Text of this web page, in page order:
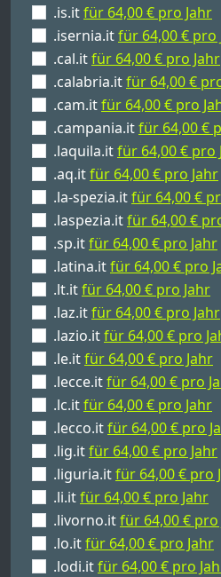
.is.itfür 64,00 € pro Jahr
.isernia.itfür 64,00 € pro
.cal.itfür 64,00 € pro Jahr
.calabria.itfür 64,00 €
.cam.itfür 64,00 € pro
.campania.itfür 64,00 €
.laquila.itfür 64,00 € pro
.aq.itfür 64,00 € pro Jahr
.la-spezia.itfür 64,00 €
.laspezia.itfür 64,00 €
.sp.itfür 64,00 € pro Jahr
.latina.itfür 64,00 € pro
.lt.itfür 64,00 € pro Jahr
.laz.itfür 64,00 € pro Jahr
.lazio.itfür 64,00 € pro
.le.itfür 64,00 € pro Jahr
.lecce.itfür 64,00 € pro
.lc.itfür 64,00 € pro Jahr
.lecco.itfür 64,00 € pro
.lig.itfür 64,00 € pro Jahr
.liguria.itfür 64,00 € pro
.li.itfür 64,00 € pro Jahr
.livorno.itfür 64,00 € pro
.lo.itfür 64,00 € pro Jahr
.lodi.itfür 64,00 € pro